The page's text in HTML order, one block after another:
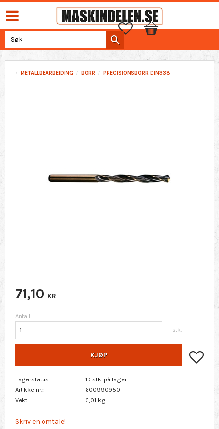
Favoritter
Handlekurv
METALLBEARBEIDING BORR PRECISIONSBORR DIN338
71,10 KR
Antall
stk.
KJØP
Lagerstatus
10 stk. på lager
Artikkelnr.
600990950
Vekt
0,01 kg
Skriv en omtale!